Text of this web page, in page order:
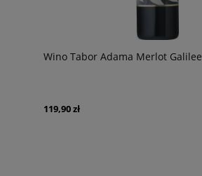
Wino Tabor Adama Merlot Galilee
119,90 zł